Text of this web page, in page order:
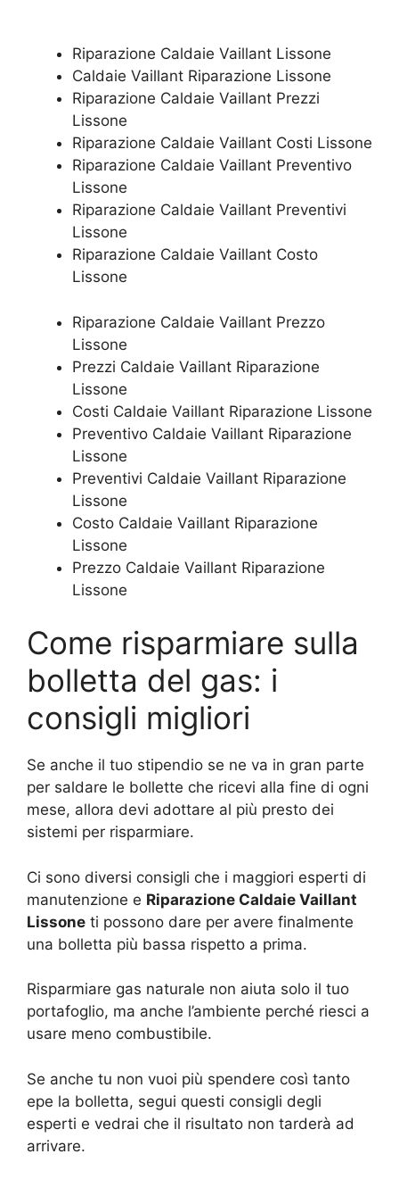
Riparazione Caldaie Vaillant Lissone
Caldaie Vaillant Riparazione Lissone
Riparazione Caldaie Vaillant Prezzi
Lissone
Riparazione Caldaie Vaillant Costi Lissone
Riparazione Caldaie Vaillant Preventivo
Lissone
Riparazione Caldaie Vaillant Preventivi
Lissone
Riparazione Caldaie Vaillant Costo
Lissone
Riparazione Caldaie Vaillant Prezzo
Lissone
Prezzi Caldaie Vaillant Riparazione
Lissone
Costi Caldaie Vaillant Riparazione Lissone
Preventivo Caldaie Vaillant Riparazione
Lissone
Preventivi Caldaie Vaillant Riparazione
Lissone
Costo Caldaie Vaillant Riparazione
Lissone
Prezzo Caldaie Vaillant Riparazione
Lissone
Come risparmiare sulla
bolletta del gas: i
consigli migliori
Se anche il tuo stipendio se ne va in gran parte
per saldare le bollette che ricevi alla fine di ogni
mese, allora devi adottare al più presto dei
sistemi per risparmiare.
Ci sono diversi consigli che i maggiori esperti di
manutenzione e Riparazione Caldaie Vaillant
Lissone ti possono dare per avere finalmente
una bolletta più bassa rispetto a prima.
Risparmiare gas naturale non aiuta solo il tuo
portafoglio, ma anche l’ambiente perché riesci a
usare meno combustibile.
Se anche tu non vuoi più spendere così tanto
epe la bolletta, segui questi consigli degli
esperti e vedrai che il risultato non tarderà ad
arrivare.